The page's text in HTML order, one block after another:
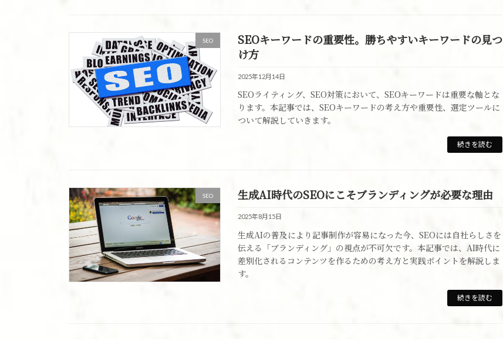
SEO
SEOキーワードの重要性。勝ちやすいキーワードの見つ
け方
2025年12月14日
SEOライティング、SEO対策において、SEOキーワードは重要な軸とな
ります。本記事では、SEOキーワードの考え方や重要性、選定ツールに
ついて解説していきます。
続きを読む
SEO 生成AI時代のSEOにこそブランディングが必要な理由
2025年8月15日
生成AIの普及により記事制作が容易になった今、SEOには自社らしさを
伝える「ブランディング」の視点が不可欠です。本記事では、AI時代に
差別化されるコンテンツを作るための考え方と実践ポイントを解説しま
す。
続きを読む